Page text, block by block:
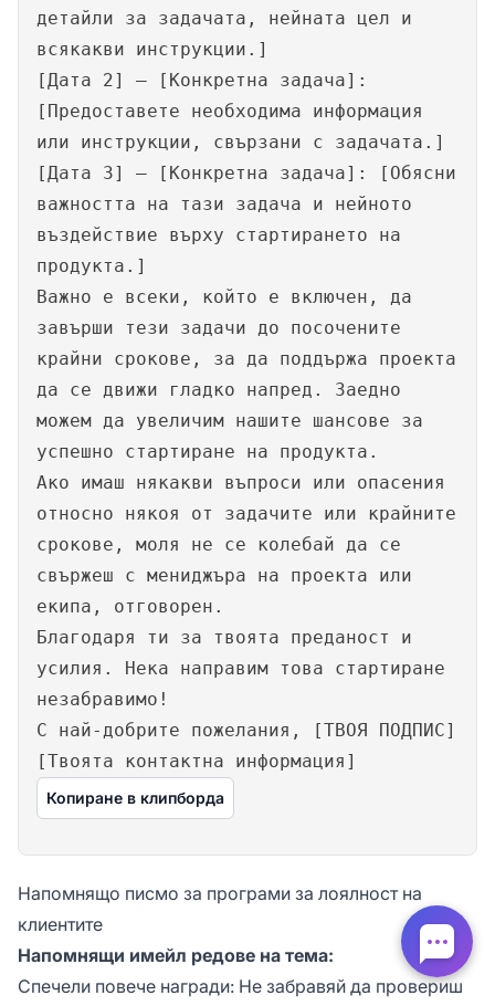
детайли за задачата, нейната цел и
всякакви инструкции.]
[Дата 2] – [Конкретна задача]:
[Предоставете необходима информация
или инструкции, свързани с задачата.]
[Дата 3] – [Конкретна задача]: [Обясни
важността на тази задача и нейното
въздействие върху стартирането на
продукта.]
Важно е всеки, който е включен, да
завърши тези задачи до посочените
крайни срокове, за да поддържа проекта
да се движи гладко напред. Заедно
можем да увеличим нашите шансове за
успешно стартиране на продукта.
Ако имаш някакви въпроси или опасения
относно някоя от задачите или крайните
срокове, моля не се колебай да се
свържеш с мениджъра на проекта или
екипа, отговорен.
Благодаря ти за твоята преданост и
усилия. Нека направим това стартиране
незабравимо!
С най-добрите пожелания, [ТВОЯ ПОДПИС]
[Твоята контактна информация]
Копиране в клипборда
Напомнящо писмо за програми за лоялност на
клиентите
Напомнящи имейл редове на тема:
Спечели повече награди: Не забравяй да провериш